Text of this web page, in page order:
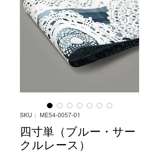
SKU： ME54-0057-01
四寸単（ブルー・サー
クルレース）